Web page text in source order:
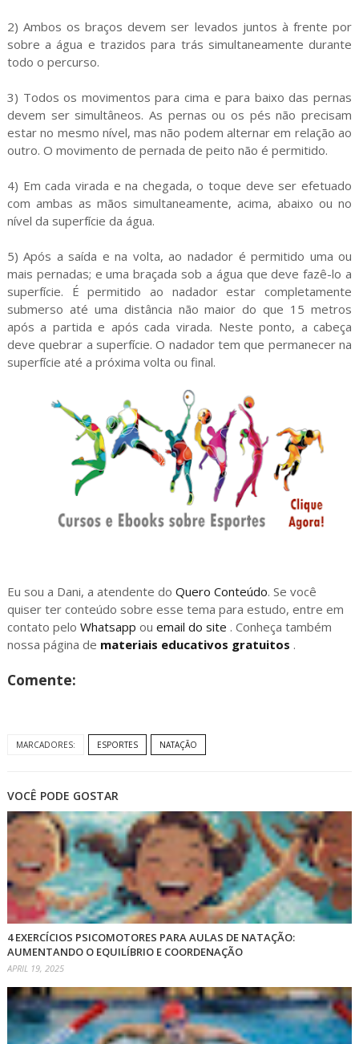
2) Ambos os braços devem ser levados juntos à frente por
sobre a água e trazidos para trás simultaneamente durante
todo o percurso.
3) Todos os movimentos para cima e para baixo das pernas
devem ser simultâneos. As pernas ou os pés não precisam
estar no mesmo nível, mas não podem alternar em relação ao
outro. O movimento de pernada de peito não é permitido.
4) Em cada virada e na chegada, o toque deve ser efetuado
com ambas as mãos simultaneamente, acima, abaixo ou no
nível da superfície da água.
5) Após a saída e na volta, ao nadador é permitido uma ou
mais pernadas; e uma braçada sob a água que deve fazê-lo a
superfície. É permitido ao nadador estar completamente
submerso até uma distância não maior do que 15 metros
após a partida e após cada virada. Neste ponto, a cabeça
deve quebrar a superfície. O nadador tem que permanecer na
superfície até a próxima volta ou final.
Eu sou a Dani, a atendente do Quero Conteúdo. Se você
quiser ter conteúdo sobre esse tema para estudo, entre em
contato pelo Whatsapp ou email do site . Conheça também
nossa página de materiais educativos gratuitos .
Comente:
MARCADORES: ESPORTES NATAÇÃO
VOCÊ PODE GOSTAR
4 EXERCÍCIOS PSICOMOTORES PARA AULAS DE NATAÇÃO:
AUMENTANDO O EQUILÍBRIO E COORDENAÇÃO
APRIL 19, 2025